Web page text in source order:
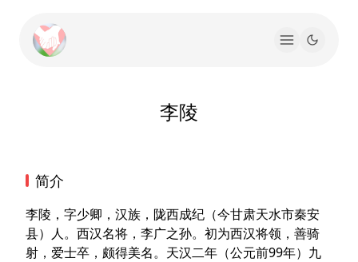
李陵
简介
李陵，字少卿，汉族，陇西成纪（今甘肃天水市秦安
县）人。西汉名将，李广之孙。初为西汉将领，善骑
射，爱士卒，颇得美名。天汉二年（公元前99年）九